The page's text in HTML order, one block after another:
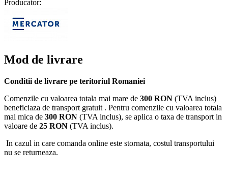
Producator:
Mod de livrare
Conditii de livrare pe teritoriul Romaniei
Comenzile cu valoarea totala mai mare de 300 RON (TVA inclus)
beneficiaza de transport gratuit . Pentru comenzile cu valoarea totala
mai mica de 300 RON (TVA inclus), se aplica o taxa de transport in
valoare de 25 RON (TVA inclus).
In cazul in care comanda online este stornata, costul transportului
nu se returneaza.